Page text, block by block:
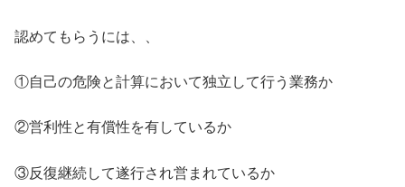
認めてもらうには、、
①自己の危険と計算において独立して行う業務か
②営利性と有償性を有しているか
③反復継続して遂行され営まれているか